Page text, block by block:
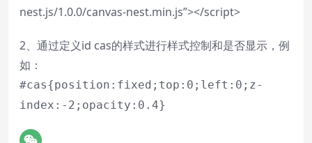
nest.js/1.0.0/canvas-nest.min.js”></script>
2、通过定义id cas的样式进行样式控制和是否显示，例
如：
#cas{position:fixed;top:0;left:0;z-
index:-2;opacity:0.4}